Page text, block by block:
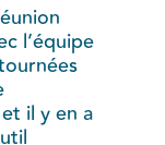
l’équipe
il y en a